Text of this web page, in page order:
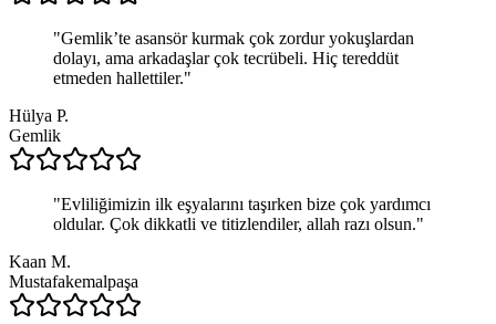
"Gemlik’te asansör kurmak çok zordur yokuşlardan
dolayı, ama arkadaşlar çok tecrübeli. Hiç tereddüt
etmeden hallettiler."
Hülya P.
Gemlik
"Evliliğimizin ilk eşyalarını taşırken bize çok yardımcı
oldular. Çok dikkatli ve titizlendiler, allah razı olsun."
Kaan M.
Mustafakemalpaşa